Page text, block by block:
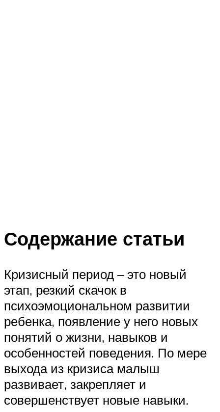
Содержание статьи
Кризисный период – это новый
этап, резкий скачок в
психоэмоциональном развитии
ребенка, появление у него новых
понятий о жизни, навыков и
особенностей поведения. По мере
выхода из кризиса малыш
развивает, закрепляет и
совершенствует новые навыки.